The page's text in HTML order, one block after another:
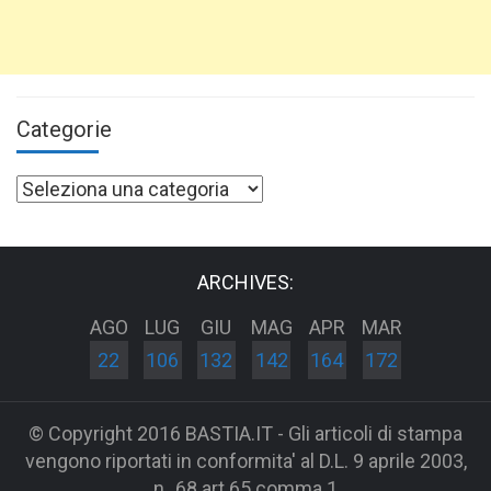
Categorie
Categorie
ARCHIVES:
AGO
22
LUG
106
GIU
132
MAG
142
APR
164
MAR
172
© Copyright 2016 BASTIA.IT - Gli articoli di stampa
vengono riportati in conformita' al D.L. 9 aprile 2003,